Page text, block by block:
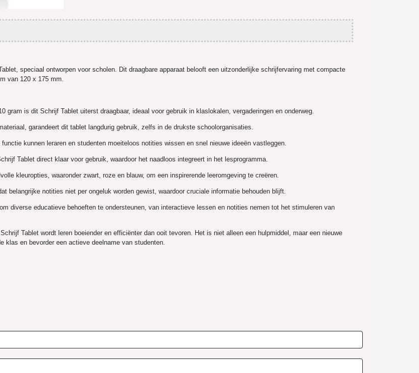
speciaal ontworpen voor scholen. Dit draagbare apparaat belooft een uitzonderlijke schrijfervaring met compacte
van 120 x 175 mm.
gram is dit Schrijf Tablet uiterst draagbaar, ideaal voor gebruik in klaslokalen, vergaderingen en onderweg.
garandeert dit tablet langdurig gebruik, zelfs in de drukste schoolorganisaties.
kunnen leraren en studenten moeiteloos notities wissen en snel nieuwe ideeën vastleggen.
Tablet direct klaar voor gebruik, waardoor het naadloos integreert in het lesprogramma.
kleuropties, waaronder zwart, roze en blauw, om een inspirerende leeromgeving te creëren.
belangrijke notities niet per ongeluk worden gewist, waardoor cruciale informatie behouden blijft.
diverse educatieve behoeften te ondersteunen, van interactieve lessen en notities nemen tot het stimuleren van
Tablet wordt leren boeiender en efficiënter dan ooit tevoren. Het is niet alleen een hulpmiddel, maar een nieuwe
en bevorder een actieve deelname van studenten.